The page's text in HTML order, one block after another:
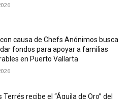
causa de Chefs Anónimos busca
fondos para apoyar a familias
en Puerto Vallarta
Terrés recibe el “Águila de Oro” del